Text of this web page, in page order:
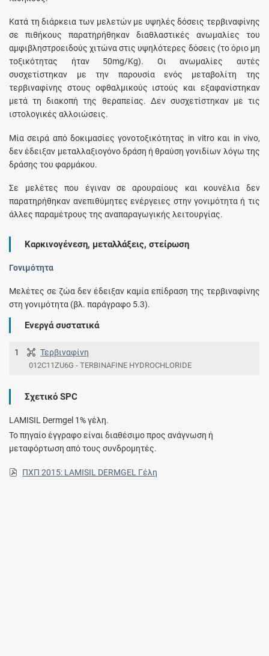
Κατά τη διάρκεια των μελετών με υψηλές δόσεις τερβιναφίνης
σε πιθήκους παρατηρήθηκαν διαθλαστικές ανωμαλίες του
αμφιβληστροειδούς χιτώνα στις υψηλότερες δόσεις (το όριο μη
τοξικότητας ήταν 50mg/Kg). Οι ανωμαλίες αυτές
συσχετίστηκαν με την παρουσία ενός μεταβολίτη της
τερβιναφίνης στους οφθαλμικούς ιστούς και εξαφανίστηκαν
μετά τη διακοπή της θεραπείας. Δεν συσχετίστηκαν με τις
ιστολογικές αλλοιώσεις.
Mία σειρά από δοκιμασίες γονοτοξικότητας in vitro και in vivo,
δεν έδειξαν μεταλλαξιογόνο δράση ή θραύση γονιδίων λόγω της
δράσης του φαρμάκου.
Σε μελέτες που έγιναν σε αρουραίους και κουνέλια δεν
παρατηρήθηκαν ανεπιθύμητες ενέργειες στην γονιμότητα ή τις
άλλες παραμέτρους της αναπαραγωγικής λειτουργίας.
Καρκινογένεση, μεταλλάξεις, στείρωση
Γονιμότητα
Μελέτες σε ζώα δεν έδειξαν καμία επίδραση της τερβιναφίνης
στη γονιμότητα (βλ. παράγραφο 5.3).
Ενεργά συστατικά
1 Τερβιναφίνη
012C11ZU6G - TERBINAFINE HYDROCHLORIDE
Σχετικό SPC
LAMISIL Dermgel 1% γέλη.
Το πηγαίο έγγραφο είναι διαθέσιμο προς ανάγνωση ή
μεταφόρτωση από τους συνδρομητές.
ΠΧΠ 2015: LAMISIL DERMGEL Γέλη